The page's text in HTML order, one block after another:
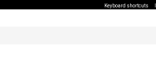
Keyboard shortcuts